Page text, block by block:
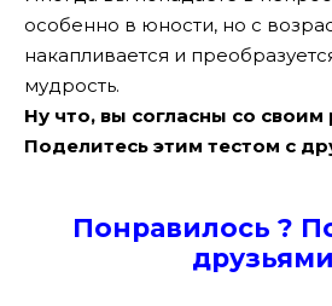
особенно в юности, но с
накапливается и
мудрость.
Ну что, вы согласны со своим
Поделитесь этим тестом с
Понравилось ?